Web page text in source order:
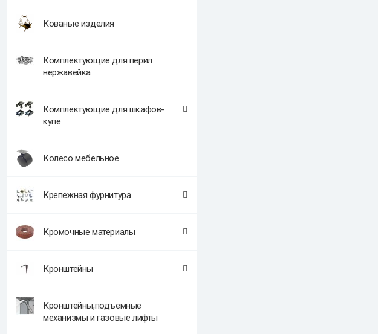
Кованые изделия
Комплектующие для перил
нержавейка
Комплектующие для шкафов-
купе
Колесо мебельное
Крепежная фурнитура
Кромочные материалы
Кронштейны
Кронштейны,подъемные
механизмы и газовые лифты